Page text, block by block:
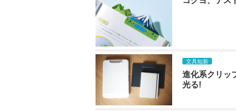
文具知新
進化系クリッ
光る!